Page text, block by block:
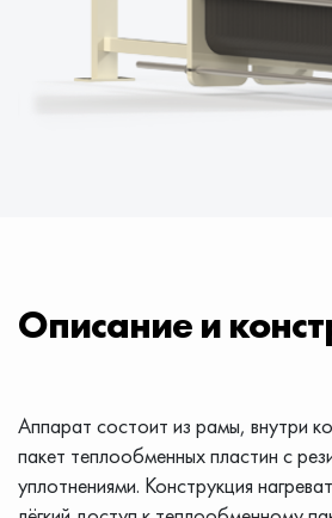
Описание и
Аппарат состоит из рамы, внутри
пакет теплообменных пластин с
уплотнениями. Конструкция